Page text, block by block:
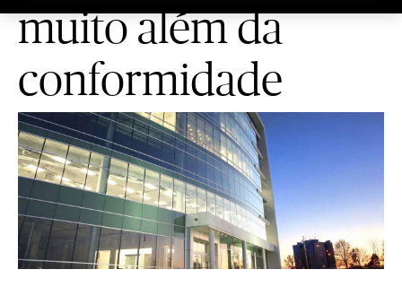
muito além da
conformidade